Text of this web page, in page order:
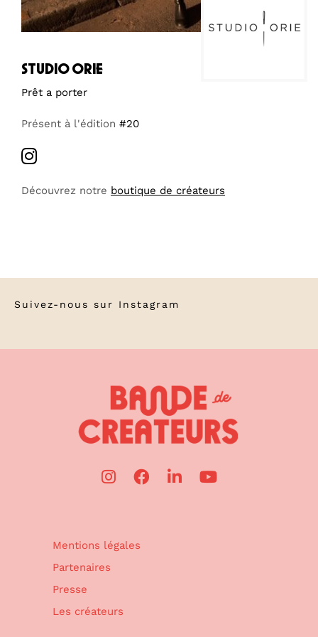
studio orie
Prêt a porter
Présent à l'édition #20
Découvrez notre boutique de créateurs
Suivez-nous sur Instagram
Mentions légales
Partenaires
Presse
Les créateurs